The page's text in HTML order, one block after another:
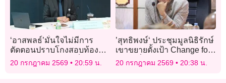
‘อาสพลธ์’มั่นใจไม่มีการ
ตัดตอนปราบโกงสอบท้องถิ่น
เผย ‘ส.ส.ภูมิใจไทย’ก็อยากรู้
ใครคือ ‘บิ๊กบอส’บงการอยู่
20 กรกฎาคม 2569 20:59 น.
’สุทธิพงษ์‘ ประชุมมูลนิธิรักษ์
เขาขยายตั้งเป้า Change for
Good ยั่งยืน
20 กรกฎาคม 2569 20:38 น.